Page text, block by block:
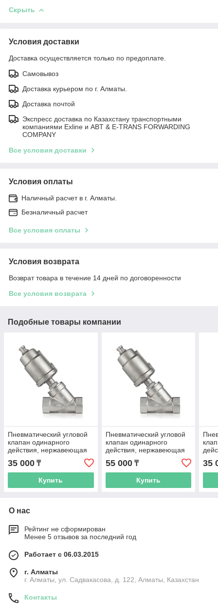
Скрыть
Условия доставки
Доставка осуществляется только по предоплате.
Самовывоз
Доставка курьером по г. Алматы.
Доставка почтой
Экспресс доставка по Казахстану транспортными
компаниями Exline и ABT & E-TRANS FORWARDING
COMPANY
Все условия доставки
Условия оплаты
Наличный расчет в г. Алматы.
Безналичный расчет
Все условия оплаты
Условия возврата
Возврат товара в течение 14 дней по договоренности
Все условия возврата
Подобные товары компании
Пневматический угловой
клапан одинарного
действия, нержавеющая
сталь CF8M, PN16, DN15
35 000 ₸
Купить
Пневматический угловой
клапан одинарного
действия, нержавеющая
сталь CF8M, PN16, DN25
55 000₸
Купить
35
О нас
Рейтинг не сформирован
Менее 5 отзывов за последний год
Работает с 06.03.2015
г. Алматы
г. Алматы, ул. Садвакасова, д. 122, Алматы, Казахстан
Контакты